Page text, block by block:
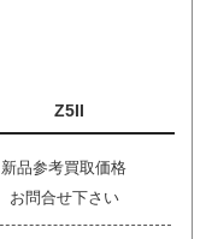
Z5II
新品参考買取価格
お問合せ下さい